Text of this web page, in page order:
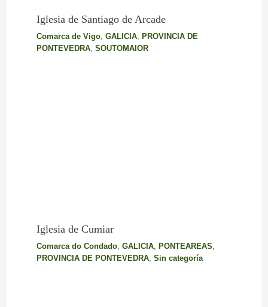
Iglesia de Santiago de Arcade
Comarca de Vigo, GALICIA, PROVINCIA DE
PONTEVEDRA, SOUTOMAIOR
Iglesia de Cumiar
Comarca do Condado, GALICIA, PONTEAREAS,
PROVINCIA DE PONTEVEDRA, Sin categoría